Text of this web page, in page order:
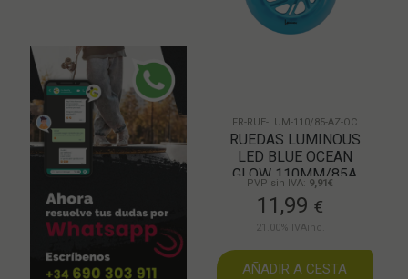
FR-RUE-LUM-110/85-AZ-OC
RUEDAS LUMINOUS
LED BLUE OCEAN
GLOW 110MM/85A
PVP sin IVA: 9,91€
11,99 €
21.00% IVAinc.
AÑADIR A CESTA